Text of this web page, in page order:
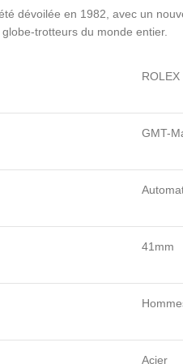
dévoilée en 1982, avec un
trotteurs du monde entier.
ROLEX
GMT-
41mm
Acier